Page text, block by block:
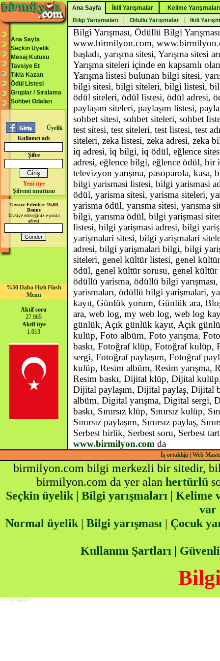
Ana Sayfa İkili Yarışmalar
Kelime Yarışmaları
Bilgi Yarışmaları
Ödüllü Yarışmalar İkili
Ana Sayfa
Seçkin Üyelik
Mesaj Kutusu
Tavsiye Et
Tıkla Kazan
Ödül Listesi
Gruplar / Sıralama
Sohbet Odaları
Üyelik
Kullanıcı adı
Şifre
Yeni üye
Şifremi unuttum
Tavsiye Edenlere 10,00
Bonus
Tavsiye edeceğiniz e-posta
adresi
%50 Daha Hızlı Flash
Menü
Aktif soru
27.965
Aktif üye
1.013
Bilgi Yarışması, Ödüllü Bilgi
www.birmilyon.com,
başladı, yarışma sitesi, Yarışma sitesi
Yarışma siteleri içinde en kapsamlı
Yarışma listesi bulunan bilgi sitesi,
bilgi sitesi, bilgi siteleri, bilgi listesi,
ödül siteleri, ödül listesi, ödül adresi,
paylaşım siteleri, paylaşım listesi,
sohbet sitesi, sohbet siteleri, sohbet
test sitesi, test siteleri, test listesi, test
siteleri, zeka listesi, zeka adresi, zeka
iq adresi, iq bilgi, iq ödül, eğlence
adresi, eğlence bilgi, eğlence ödül,
televizyon yarışma, pasoparola,
bilgi yarismasi listesi, bilgi yarismasi
ödül, yarisma sitesi, yarisma siteleri,
yarisma ödül, yarısma sitesi, yarısma
bilgi, yarısma ödül, bilgi yarişmasi
listesi, bilgi yarişmasi adresi, bilgi
yarişmalari sitesi, bilgi yarişmalari
adresi, bilgi yarişmalari bilgi, bilgi
siteleri, genel kültür listesi, genel
ödül, genel kültür sorusu, genel kültür
ödüllü yarisma, ödüllü bilgi
yarismaları, ödüllü bilgi yarişmalari,
kayıt, Günlük yorum, Günlük ara,
ara, web log, my web log, web log
günlük, Açık günlük kayıt, Açık
kulüp, Foto albüm, Foto yarışma,
baskı, Fotoğraf klüp, Fotoğraf kulüp,
sergi, Fotoğraf paylaşım, Fotoğraf
kulüp, Resim albüm, Resim yarışma,
Resim baskı, Dijital klüp, Dijital
Dijital paylaşım, Dijital paylaş,
albüm, Digital yarışma, Digital sergi,
baskı, Sınırsız klüp, Sınırsız kulüp,
Sınırsız paylaşım, Sınırsız paylaş,
Serbest birlik, Serbest soru, Serbest
www.birmilyon.com da
İş ortaklığı| Web
birmilyon.com bilgi merkezli bir sitedir,
birmilyon.com da yer alan hertürlü
Seçkin üyelik| Bilgi yarışmaları | Kelime
var
Normal üyelik | Bilgi yarışması | Çocuk
Kullanım Şartları |
Bilgi
1,171875E-02